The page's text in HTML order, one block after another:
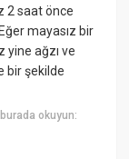
2 saat önce
mayasız bir
yine ağzı ve
bir şekilde
burada okuyun: